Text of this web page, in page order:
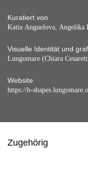
Kuratiert von
Katia Anguelova, Angelika
Visuelle Identität und
Lungomare (Chiara
Website
https://b-
Zugehörig